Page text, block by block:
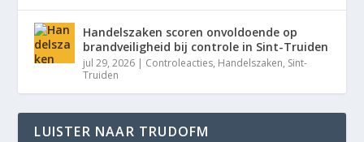
Handelszaken scoren onvoldoende op
brandveiligheid bij controle in Sint-Truiden
jul 29, 2026 | Controleacties, Handelszaken, Sint-
Truiden
LUISTER NAAR TRUDOFM